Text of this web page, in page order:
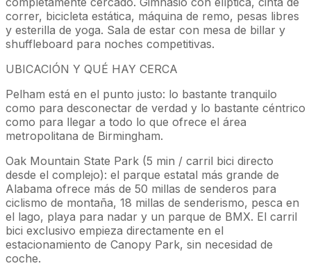
correr, bicicleta estática, máquina de remo, pesas libres
y esterilla de yoga. Sala de estar con mesa de billar y
shuffleboard para noches competitivas.
UBICACIÓN Y QUÉ HAY CERCA
Pelham está en el punto justo: lo bastante tranquilo
como para desconectar de verdad y lo bastante céntrico
como para llegar a todo lo que ofrece el área
metropolitana de Birmingham.
Oak Mountain State Park (5 min / carril bici directo
desde el complejo): el parque estatal más grande de
Alabama ofrece más de 50 millas de senderos para
ciclismo de montaña, 18 millas de senderismo, pesca en
el lago, playa para nadar y un parque de BMX. El carril
bici exclusivo empieza directamente en el
estacionamiento de Canopy Park, sin necesidad de
coche.